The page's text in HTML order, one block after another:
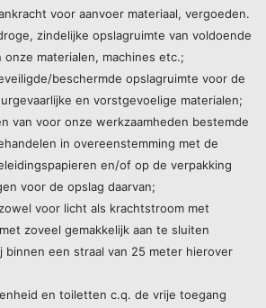
voor aanvoer materiaal, vergoeden.
zindelijke opslagruimte van voldoende
materialen, machines etc.;
beschermde opslagruimte voor de
en vorstgevoelige materialen;
van voor onze werkzaamheden bestemde
in overeenstemming met de
en/of op de verpakking
voor de opslag daarvan;
voor licht als krachtstroom met
zoveel gemakkelijk aan te sluiten
een straal van 25 meter hierover
en toiletten c.q. de vrije toegang